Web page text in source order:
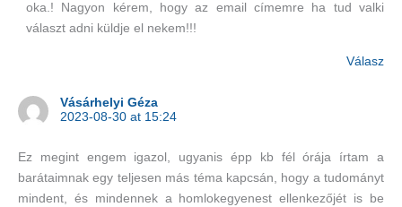
oka.! Nagyon kérem, hogy az email címemre ha tud valki
választ adni küldje el nekem!!!
Válasz
Vásárhelyi Géza
2023-08-30 at 15:24
Ez megint engem igazol, ugyanis épp kb fél órája írtam a
barátaimnak egy teljesen más téma kapcsán, hogy a tudományt
mindent, és mindennek a homlokegyenest ellenkezőjét is be